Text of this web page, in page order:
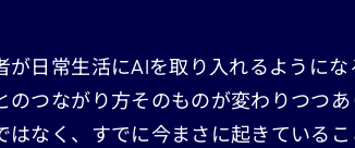
が日常生活にAIを取り入れるように
のつながり方そのものが変わりつつ
はなく、すでに今まさに起きている